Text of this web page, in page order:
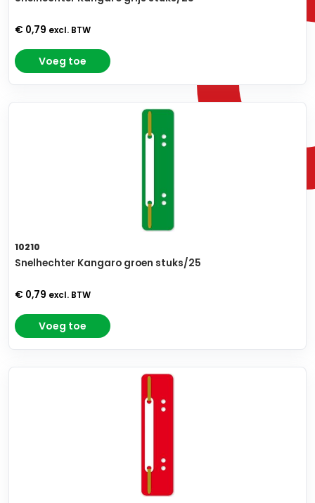
€ 0,79 excl. BTW
Voeg toe
10210
Snelhechter Kangaro groen stuks/25
€ 0,79 excl. BTW
Voeg toe